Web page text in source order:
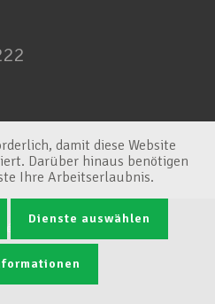
damit diese Website
Darüber hinaus benötigen
Ihre Arbeitserlaubnis.
Dienste auswählen